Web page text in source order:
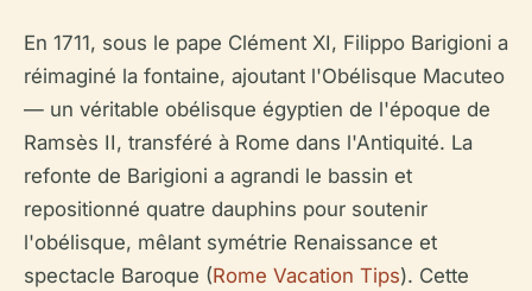
En 1711, sous le pape Clément XI, Filippo Barigioni a
réimaginé la fontaine, ajoutant l'Obélisque Macuteo
— un véritable obélisque égyptien de l'époque de
Ramsès II, transféré à Rome dans l'Antiquité. La
refonte de Barigioni a agrandi le bassin et
repositionné quatre dauphins pour soutenir
l'obélisque, mêlant symétrie Renaissance et
spectacle Baroque (Rome Vacation Tips). Cette